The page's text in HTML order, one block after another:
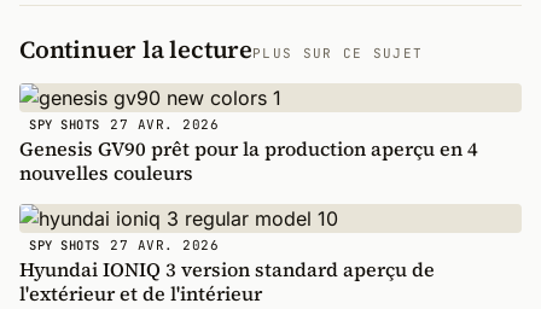
Continuer la lecturePLUS SUR CE SUJET
SPY SHOTS 27 AVR. 2026
Genesis GV90 prêt pour la production aperçu en 4
nouvelles couleurs
SPY SHOTS 27 AVR. 2026
Hyundai IONIQ 3 version standard aperçu de
l'extérieur et de l'intérieur